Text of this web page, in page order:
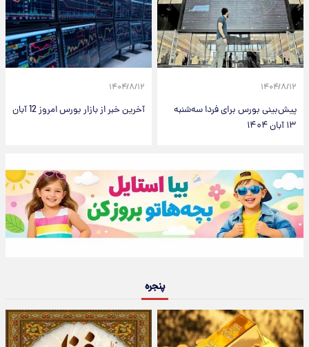
۱۴۰۴/۸/۱۲
پیش‌بینی بورس برای فردا سه‌شنبه
۱۳ آبان ۱۴۰۴
۱۴۰۴/۸/۱۲
آخرین خبر از بازار بورس امروز 12 آبان
پنجره